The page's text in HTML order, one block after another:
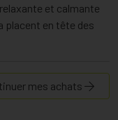
et calmante
placent en tête des
mes achats